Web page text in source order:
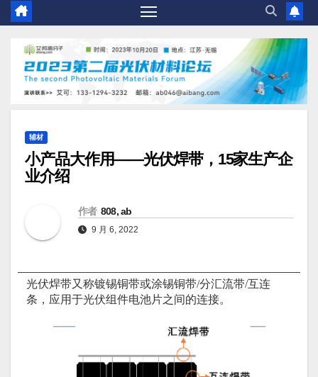
辅材
小产品大作用——光伏焊带，15家生产企
业介绍
作者 808, ab
9 月 6, 2022
光伏焊带又称镀锡铜带或涂锡铜带/分汇流带/互连
条，应用于光伏组件电池片之间的连接。